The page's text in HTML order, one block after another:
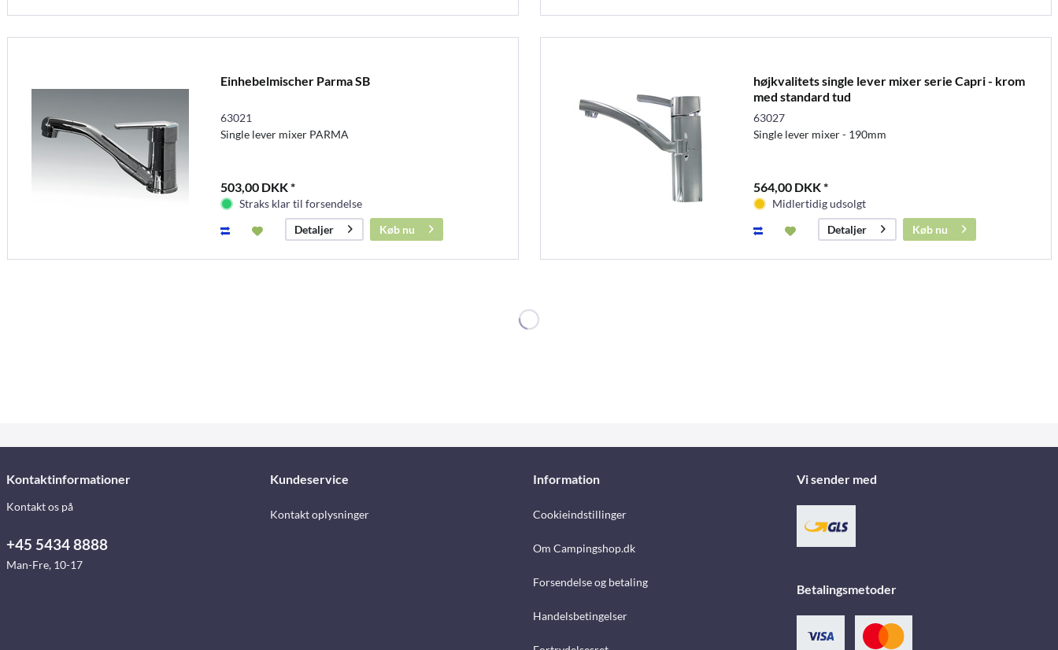
Einhebelmischer Parma SB
63021
Single lever mixer PARMA
503,00 DKK *
Straks klar til forsendelse
Detaljer
Køb nu
højkvalitets single lever mixer serie Capri - krom
med standard tud
63027
Single lever mixer - 190mm
564,00 DKK *
Midlertidig udsolgt
Detaljer
Køb nu
Kontaktinformationer
Kontakt os på
+45 5434 8888
Man-Fre, 10-17
Kundeservice
Kontakt oplysninger
Information
Cookieindstillinger
Om Campingshop.dk
Forsendelse og betaling
Handelsbetingelser
Vi sender med
Betalingsmetoder